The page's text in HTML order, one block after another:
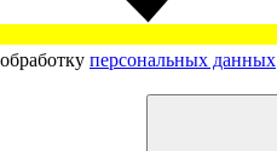
обработку персональных данных